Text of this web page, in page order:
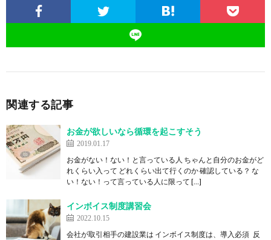
関連する記事
お金が欲しいなら循環を起こすそう
2019.01.17
お金がない！ない！と言っている人 ちゃんと自分のお金がど
れくらい入って どれくらい出て行くのか 確認している？ な
い！ない！って言っている人に限って […]
インボイス制度講習会
2022.10.15
会社が取引相手の建設業は インボイス制度は、導入必須 反